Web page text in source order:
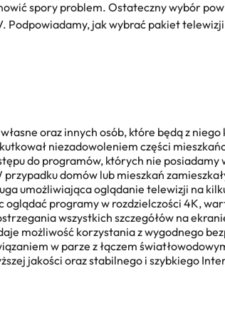
spory problem. Ostateczny wybór
jak wybrać pakiet
oraz innych osób, które będą z
niezadowoleniem części
do programów, których nie posiadamy
domów lub mieszkań
umożliwiająca oglądanie telewizji na
oglądać programy w rozdzielczości 4K,
wszystkich szczegółów na
możliwość korzystania z wygodnego
w parze z łączem
jakości oraz stabilnego i szybkiego